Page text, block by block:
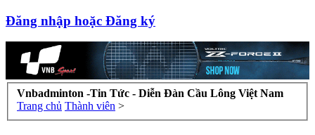
Đăng nhập hoặc Đăng ký
Vnbadminton -Tin Tức - Diễn Đàn Cầu Lông Việt Nam
Trang chủ Thành viên >